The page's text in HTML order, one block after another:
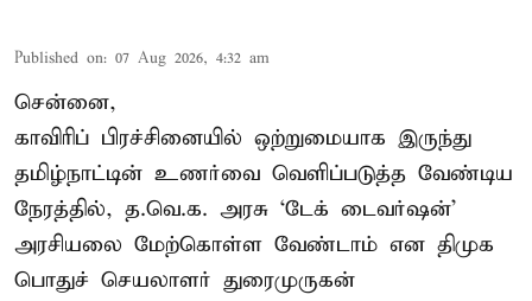
Published on: 07 Aug 2026, 4:32 am
சென்னை,
காவிரிப் பிரச்சினையில் ஒற்றுமையாக இருந்து
தமிழ்நாட்டின் உணர்வை வெளிப்படுத்த வேண்டிய
நேரத்தில், த.வெ.க. அரசு ‘டேக் டைவர்ஷன்’
அரசியலை மேற்கொள்ள வேண்டாம் என திமுக
பொதுச் செயலாளர் துரைமுருகன்